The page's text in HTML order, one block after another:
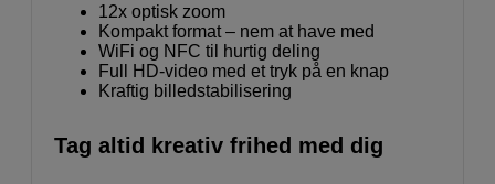
12x optisk zoom
Kompakt format – nem at have med
WiFi og NFC til hurtig deling
Full HD-video med et tryk på en knap
Kraftig billedstabilisering
Tag altid kreativ frihed med dig